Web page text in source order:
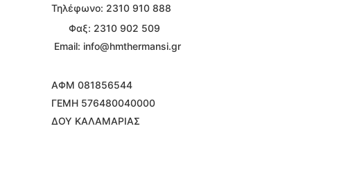
Τηλέφωνο: 2310 910 888
Φαξ: 2310 902 509
Email: info@hmthermansi.gr
ΑΦΜ 081856544
ΓΕΜΗ 576480040000
ΔΟΥ ΚΑΛΑΜΑΡΙΑΣ